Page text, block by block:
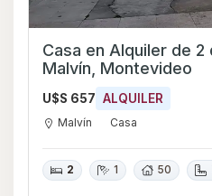
Casa en Alquiler de 2
Malvín, Montevideo
U$S 657 ALQUILER
Malvín Casa
2 1 50